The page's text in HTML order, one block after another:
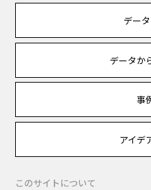
デー
データか
事
アイデ
このサイトについて